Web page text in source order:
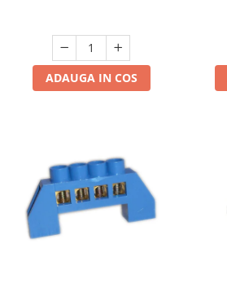
ADAUGA IN COS